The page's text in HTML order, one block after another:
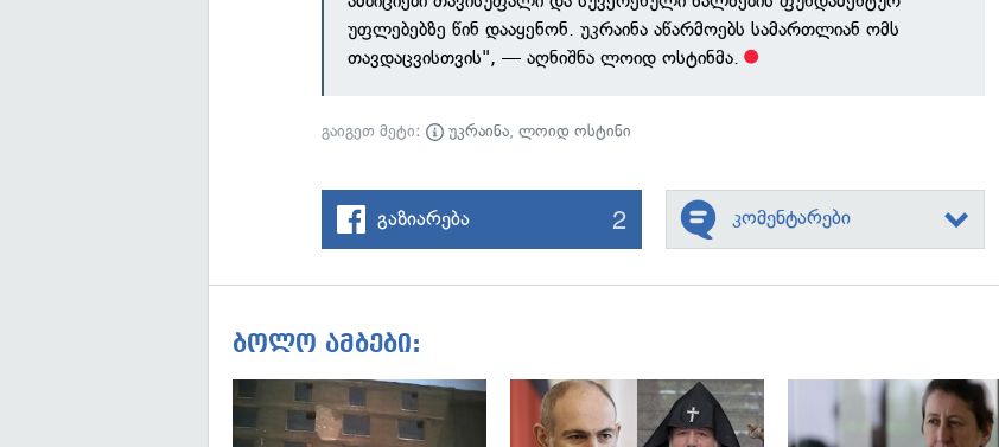
უფლებებზე წინ დააყენონ. უკრაინა აწარმოებს სამართლიან ომს
თავდაცვისთვის", — აღნიშნა ლოიდ ოსტინმა.
გაიგეთ მეტი: უკრაინა,ლოიდ ოსტინი
გაზიარება 2 კომენტარები
ბოლო ამბები:
გადახედვა გადახედვა